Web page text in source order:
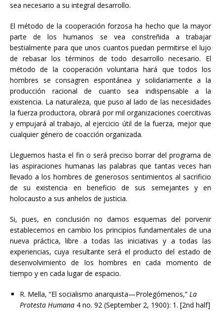
sea necesario a su integral desarrollo.
El método de la cooperación forzosa ha hecho que la mayor
parte de los humanos se vea constreñida a trabajar
bestialmente para que unos cuantos puedan permitirse el lujo
de rebasar los términos de todo desarrollo necesario. El
método de la cooperación voluntaria hará que todos los
hombres se consagren espontánea y solidariamente a la
producción racional de cuanto sea indispensable a la
existencia. La naturaleza, que puso al lado de las necesidades
la fuerza productora, obrará por mil organizaciones coercitivas
y empujará al trabajo, al ejercicio útil de la fuerza, mejor que
cualquier género de coacción organizada.
Lleguemos hasta el fin o será preciso borrar del programa de
las aspiraciones humanas las palabras que tantas veces han
llevado a los hombres de generosos sentimientos al sacrificio
de su existencia en beneficio de sus semejantes y en
holocausto a sus anhelos de justicia.
Si, pues, en conclusión no damos esquemas del porvenir
establecemos en cambio los principios fundamentales de una
nueva práctica, libre a todas las iniciativas y a todas las
experiencias, cuya resultante será el producto del estado de
desenvolvimiento de los hombres en cada momento de
tiempo y en cada lugar de espacio.
R. Mella, “El socialismo anarquista—Prolegómenos,” La
Protesta Humana 4 no. 92 (September 2, 1900): 1. [2nd half]